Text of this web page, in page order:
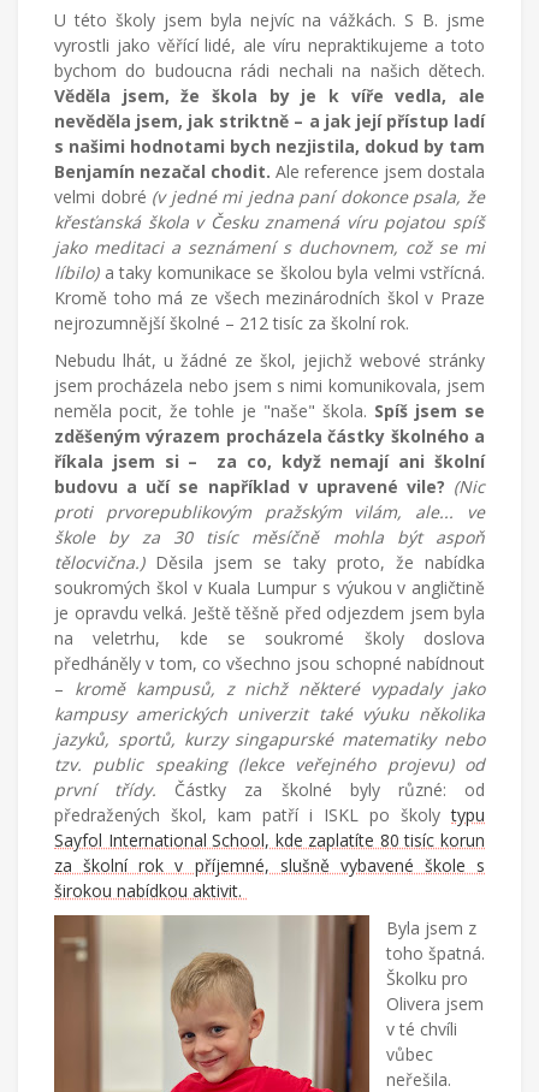
U této školy jsem byla nejvíc na vážkách. S B. jsme
vyrostli jako věřící lidé, ale víru nepraktikujeme a toto
bychom do budoucna rádi nechali na našich dětech.
Věděla jsem, že škola by je k víře vedla, ale
nevěděla jsem, jak striktně – a jak její přístup ladí
s našimi hodnotami bych nezjistila, dokud by tam
Benjamín nezačal chodit. Ale reference jsem dostala
velmi dobré (v jedné mi jedna paní dokonce psala, že
křesťanská škola v Česku znamená víru pojatou spíš
jako meditaci a seznámení s duchovnem, což se mi
líbilo) a taky komunikace se školou byla velmi vstřícná.
Kromě toho má ze všech mezinárodních škol v Praze
nejrozumnější školné – 212 tisíc za školní rok.
Nebudu lhát, u žádné ze škol, jejichž webové stránky
jsem procházela nebo jsem s nimi komunikovala, jsem
neměla pocit, že tohle je "naše" škola. Spíš jsem se
zděšeným výrazem procházela částky školného a
říkala jsem si – za co, když nemají ani školní
budovu a učí se například v upravené vile? (Nic
proti prvorepublikovým pražským vilám, ale... ve
škole by za 30 tisíc měsíčně mohla být aspoň
tělocvična.) Děsila jsem se taky proto, že nabídka
soukromých škol v Kuala Lumpur s výukou v angličtině
je opravdu velká. Ještě těšně před odjezdem jsem byla
na veletrhu, kde se soukromé školy doslova
předháněly v tom, co všechno jsou schopné nabídnout
– kromě kampusů, z nichž některé vypadaly jako
kampusy amerických univerzit také výuku několika
jazyků, sportů, kurzy singapurské matematiky nebo
tzv. public speaking (lekce veřejného projevu) od
první třídy. Částky za školné byly různé: od
předražených škol, kam patří i ISKL po školytypu
Sayfol International School, kde zaplatíte 80 tisíc korun
za školní rok v příjemné, slušně vybavené škole s
širokou nabídkou aktivit.
Byla jsem z
toho špatná.
Školku pro
Olivera jsem
v té chvíli
vůbec
neřešila.